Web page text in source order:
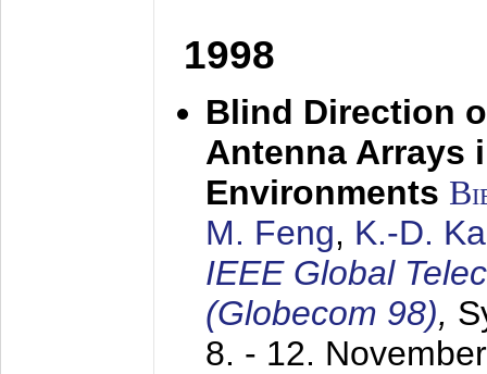
1998
Blind Direction
Antenna Arrays
Environments
M. Feng, K.-D.
IEEE Global
(Globecom 98),
8. - 12.